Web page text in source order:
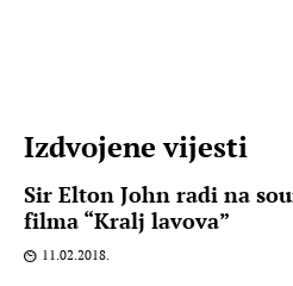
Izdvojene vijesti
Sir Elton John radi na
filma “Kralj lavova”
11.02.2018.